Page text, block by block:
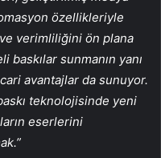
özellikleriyle
ve verimliliğini ön plana
baskılar sunmanın yanı
avantajlar da sunuyor.
teknolojisinde yeni
eserlerini